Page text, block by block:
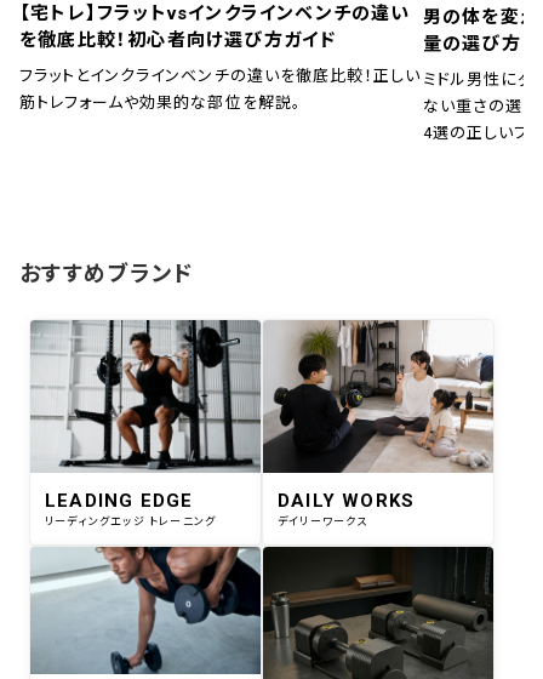
【宅トレ】フラットvsインクラインベンチの違い
を徹底比較！初心者向け選び方ガイド
フラットとインクラインベンチの違いを徹底比較！正しい
筋トレフォームや効果的な部位を解説。
男の体を変え
量の選び方と
ミドル男性にダ
ない重さの選び
4選の正しいフ
おすすめブランド
LEADING EDGE
リーディングエッジ トレーニング
DAILY WORKS
デイリーワークス